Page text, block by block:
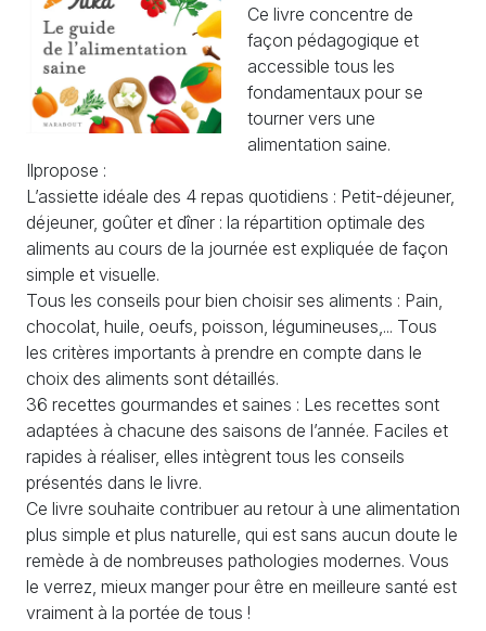
Ce livre concentre de
façon pédagogique et
accessible tous les
fondamentaux pour se
tourner vers une
alimentation saine.
Ilpropose :
L’assiette idéale des 4 repas quotidiens : Petit-déjeuner,
déjeuner, goûter et dîner : la répartition optimale des
aliments au cours de la journée est expliquée de façon
simple et visuelle.
Tous les conseils pour bien choisir ses aliments : Pain,
chocolat, huile, oeufs, poisson, légumineuses,... Tous
les critères importants à prendre en compte dans le
choix des aliments sont détaillés.
36 recettes gourmandes et saines : Les recettes sont
adaptées à chacune des saisons de l’année. Faciles et
rapides à réaliser, elles intègrent tous les conseils
présentés dans le livre.
Ce livre souhaite contribuer au retour à une alimentation
plus simple et plus naturelle, qui est sans aucun doute le
remède à de nombreuses pathologies modernes. Vous
le verrez, mieux manger pour être en meilleure santé est
vraiment à la portée de tous !